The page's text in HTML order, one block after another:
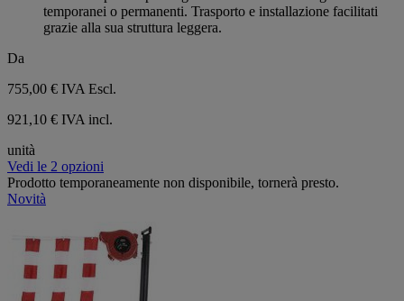
temporanei o permanenti. Trasporto e installazione facilitati
grazie alla sua struttura leggera.
Da
755,00 € IVA Escl.
921,10 € IVA incl.
unità
Vedi le 2 opzioni
Prodotto temporaneamente non disponibile, tornerà presto.
Novità